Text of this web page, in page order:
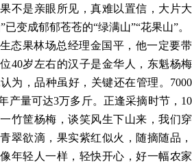
不是亲眼所见，真难以置信，大片大
已变成郁郁苍苍的“绿满山”“花果山”。
态果林场总经理金国平，他一定要带
40岁左右的汉子是金华人，东魁杨梅
为，品种虽好，关键还在管理。7000
产量可达3万多斤。正逢采摘时节，10
竹筐杨梅，谈笑风生下山来，我们穿
翠欲滴，果实紫红似火，随摘随品，
年轻人一样，轻快开心，好一幅农家